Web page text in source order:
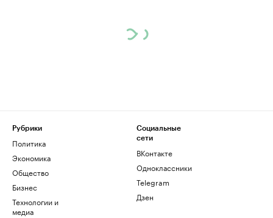
Рубрики
Политика
Экономика
Общество
Бизнес
Технологии и
медиа
Социальные
сети
ВКонтакте
Одноклассники
Telegram
Дзен